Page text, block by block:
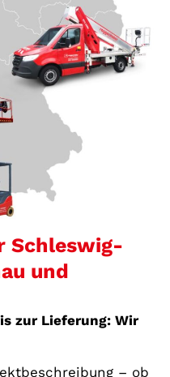
Schleswig-
und
zur Lieferung: Wir
– ob